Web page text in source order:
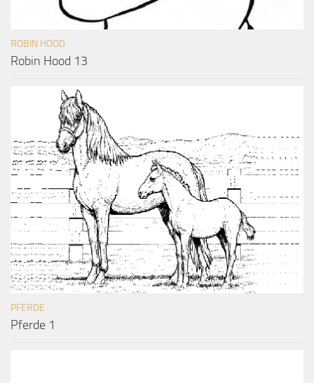
ROBIN HOOD
Robin Hood 13
PFERDE
Pferde 1